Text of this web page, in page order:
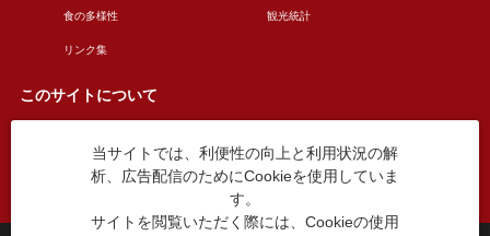
食の多様性 観光統計
リンク集
このサイトについて
このサイトについて 広告掲載について
お問い合わせ
当サイトでは、利便性の向上と利用状況の解
析、広告配信のためにCookieを使用していま
す。
サイトを閲覧いただく際には、Cookieの使用